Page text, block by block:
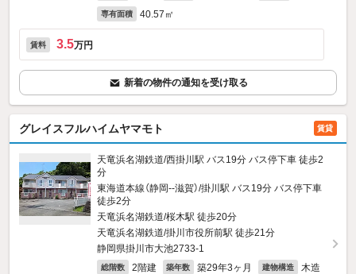
専有面積 40.57㎡
賃料 3.5万円
新着の物件の通知を受け取る
グレイスフルハイムヤマモト 賃貸
天竜浜名湖鉄道/西掛川駅 バス19分 バス停下車 徒歩2
分
東海道本線（静岡--滋賀）/掛川駅 バス19分 バス停下車
徒歩2分
天竜浜名湖鉄道/桜木駅 徒歩20分
天竜浜名湖鉄道/掛川市役所前駅 徒歩21分
静岡県掛川市大池2733‐1
総階数 2階建 築年数 築29年3ヶ月 建物構造 木造